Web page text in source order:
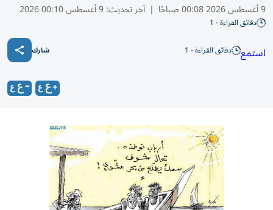
9 أغسطس 2026 00:08 صباحًا | آخر تحديث:9 أغسطس 00:10 2026
دقائق القراءة - 1
استمع دقائق القراءة - 1 شارك